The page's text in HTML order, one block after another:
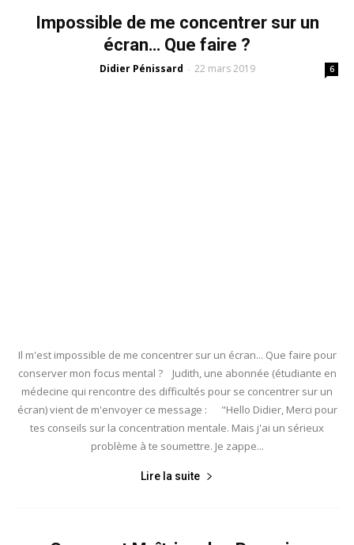
Impossible de me concentrer sur un
écran… Que faire ?
Didier Pénissard - 22 mars 2019 6
Il m'est impossible de me concentrer sur un écran... Que faire pour
conserver mon focus mental ? Judith, une abonnée (étudiante en
médecine qui rencontre des difficultés pour se concentrer sur un
écran) vient de m'envoyer ce message : "Hello Didier, Merci pour
tes conseils sur la concentration mentale. Mais j'ai un sérieux
problème à te soumettre. Je zappe...
Lire la suite